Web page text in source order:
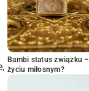
Bambi status związku
życiu miłosnym?